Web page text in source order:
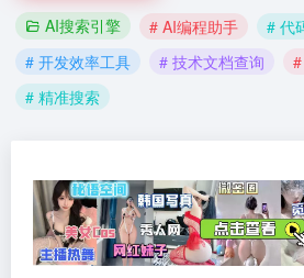
AI搜索引擎 # AI编程助手
# 代
# 开发效率工具
# 技术文档查询
# 精准搜索